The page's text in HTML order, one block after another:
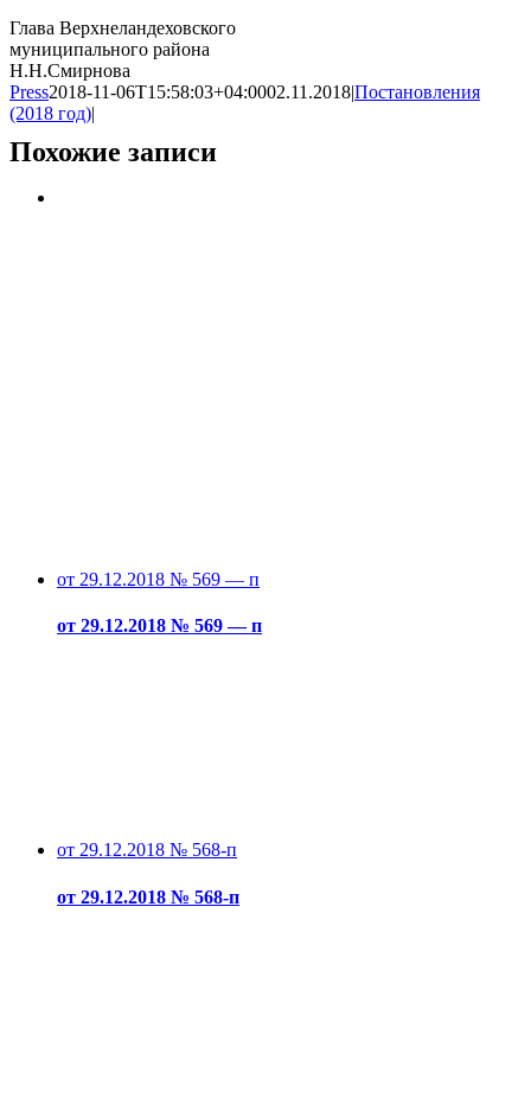
Глава Верхнеландеховского
муниципального района
Н.Н.Смирнова
Press2018-11-06T15:58:03+04:0002.11.2018|Постановления
(2018 год)|
Похожие записи
от 29.12.2018 № 569 — п
от 29.12.2018 № 569 — п
от 29.12.2018 № 568-п
от 29.12.2018 № 568-п